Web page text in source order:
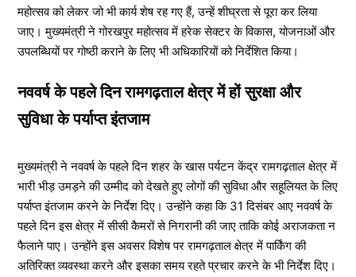
महोत्सव को लेकर जो भी कार्य शेष रह गए हैं, उन्हें शीघ्रता से पूरा कर लिया
जाए। मुख्यमंत्री ने गोरखपुर महोत्सव में हरेक सेक्टर के विकास, योजनाओं और
उपलब्धियों पर गोष्ठी कराने के लिए भी अधिकारियों को निर्देशित किया।
नववर्ष के पहले दिन रामगढ़ताल क्षेत्र में हों सुरक्षा और
सुविधा के पर्याप्त इंतजाम
मुख्यमंत्री ने नववर्ष के पहले दिन शहर के खास पर्यटन केंद्र रामगढ़ताल क्षेत्र में
भारी भीड़ उमड़ने की उम्मीद को देखते हुए लोगों की सुविधा और सहूलियत के लिए
पर्याप्त इंतजाम करने के निर्देश दिए। उन्होंने कहा कि 31 दिसंबर आए नववर्ष के
पहले दिन इस क्षेत्र में सीसी कैमरों से निगरानी की जाए ताकि कोई अराजकता न
फैलाने पाए। उन्होंने इस अवसर विशेष पर रामगढ़ताल क्षेत्र में पार्किंग की
अतिरिक्त व्यवस्था करने और इसका समय रहते प्रचार करने के भी निर्देश दिए।